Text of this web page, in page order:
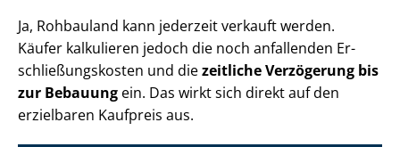
Ja, Rohbauland kann jederzeit verkauft werden.
Käufer kalkulieren jedoch die noch anfallenden Er­
schlie­ßungs­kos­ten und diezeitliche Verzögerung bis
zur Bebauung ein. Das wirkt sich direkt auf den
erzielbaren Kaufpreis aus.